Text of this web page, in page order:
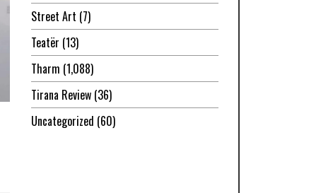
Street Art (7)
Teatër (13)
Tharm (1,088)
Tirana Review(36)
Uncategorized (60)